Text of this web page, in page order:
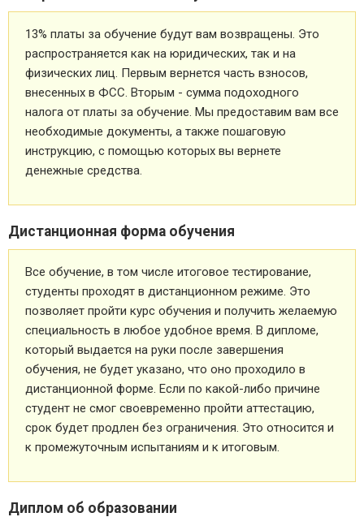
13% платы за обучение будут вам возвращены. Это
распространяется как на юридических, так и на
физических лиц. Первым вернется часть взносов,
внесенных в ФСС. Вторым - сумма подоходного
налога от платы за обучение. Мы предоставим вам все
необходимые документы, а также пошаговую
инструкцию, с помощью которых вы вернете
денежные средства.
Дистанционная форма обучения
Все обучение, в том числе итоговое тестирование,
студенты проходят в дистанционном режиме. Это
позволяет пройти курс обучения и получить желаемую
специальность в любое удобное время. В дипломе,
который выдается на руки после завершения
обучения, не будет указано, что оно проходило в
дистанционной форме. Если по какой-либо причине
студент не смог своевременно пройти аттестацию,
срок будет продлен без ограничения. Это относится и
к промежуточным испытаниям и к итоговым.
Диплом об образовании